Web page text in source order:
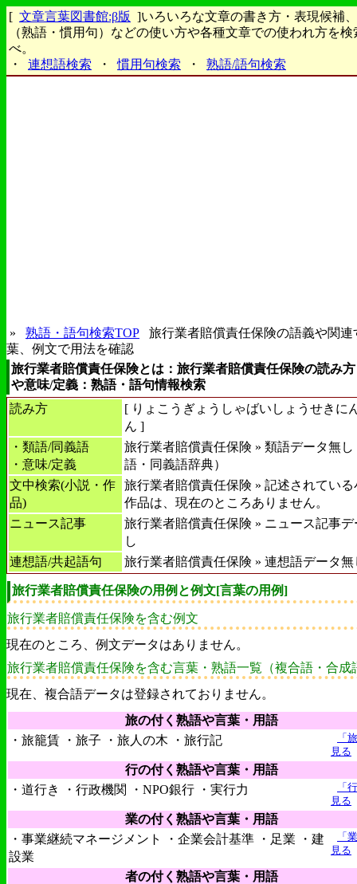
[ 文章言葉図書館:β版 ]いろいろな文章の書き方・表現候補
（熟語・慣用句）などの使い方や各種文章での使われ方を検
べ。
・
連想語検索 ・ 慣用句検索 ・ 熟語/語句検索
» 熟語・語句検索TOP
旅行業者賠償責任保険の語義や関連
葉、例文で用法を確認
旅行業者賠償責任保険とは：旅行業者賠償責任保険の読み
や意味/定義：熟語・語句情報検索
読み方
[ りょこうぎょうしゃばいしょうせきに
ん ]
・類語/同義語
・意味/定義
旅行業者賠償責任保険 » 類語データ無し
語・同義語辞典）
文中検索(小説・作
品)
旅行業者賠償責任保険 » 記述されている
作品は、現在のところありません。
ニュース記事
旅行業者賠償責任保険 » ニュース記事デ
し
連想語/共起語句
旅行業者賠償責任保険 » 連想語データ無
旅行業者賠償責任保険の用例と例文[言葉の用例]
旅行業者賠償責任保険を含む例文
現在のところ、例文データはありません。
旅行業者賠償責任保険を含む言葉・熟語一覧（複合語・合成
現在、複合語データは登録されておりません。
旅の付く熟語や言葉・用語
・旅籠賃 ・旅子 ・旅人の木 ・旅行記
「
見る
行の付く熟語や言葉・用語
・道行き ・行政機関 ・NPO銀行 ・実行力
「
見る
業の付く熟語や言葉・用語
・事業継続マネージメント ・企業会計基準 ・足業 ・建
設業
「
見る
者の付く熟語や言葉・用語